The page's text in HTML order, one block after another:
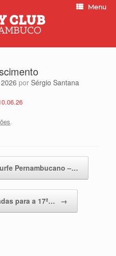
Menu
por Sérgio Santana
.
Pernambucano –…
para a 17ª… →